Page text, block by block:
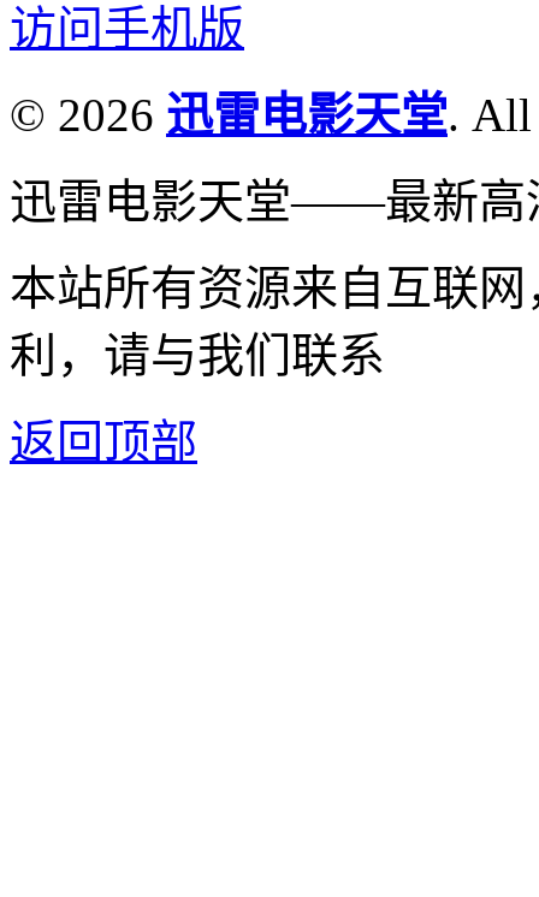
访问手机版
© 2026 迅雷电影天堂. All
迅雷电影天堂——最新高
本站所有资源来自互联
利，请与我们联系
返回顶部